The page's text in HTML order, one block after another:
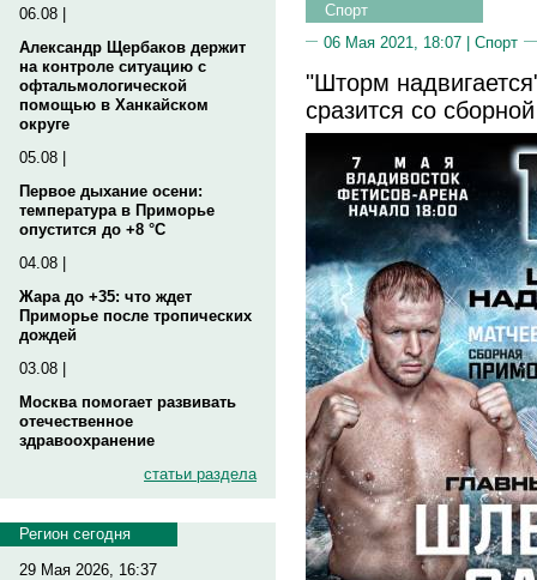
06.08 |
Александр Щербаков держит
на контроле ситуацию с
офтальмологической
помощью в Ханкайском
округе
05.08 |
Первое дыхание осени:
температура в Приморье
опустится до +8 °C
04.08 |
Жара до +35: что ждет
Приморье после тропических
дождей
03.08 |
Москва помогает развивать
отечественное
здравоохранение
статьи раздела
Регион сегодня
29 Мая 2026, 16:37
Спорт
06 Мая 2021, 18:07 | Спорт
"Шторм
сразится со